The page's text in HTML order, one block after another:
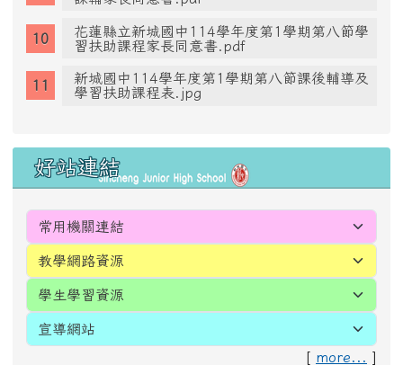
花蓮縣立新城國中114學年度第1學期第八節學
習扶助課程家長同意書.pdf
新城國中114學年度第1學期第八節課後輔導及
學習扶助課程表.jpg
好站連結
[ more... ]